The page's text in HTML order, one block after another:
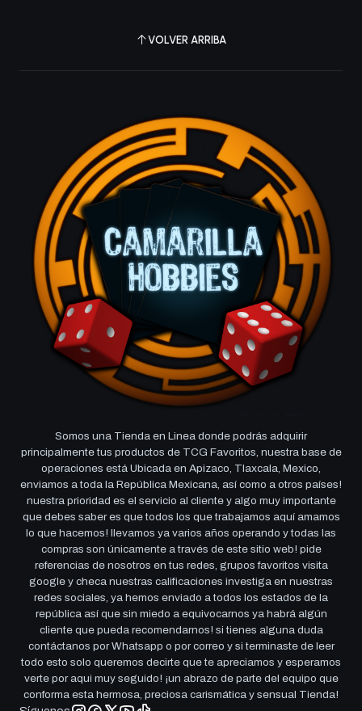
VOLVER ARRIBA
Somos una Tienda en Linea donde podrás adquirir
principalmente tus productos de TCG Favoritos, nuestra base de
operaciones está Ubicada en Apizaco, Tlaxcala, Mexico,
enviamos a toda la República Mexicana, así como a otros países!
nuestra prioridad es el servicio al cliente y algo muy importante
que debes saber es que todos los que trabajamos aquí amamos
lo que hacemos! llevamos ya varios años operando y todas las
compras son únicamente a través de este sitio web! pide
referencias de nosotros en tus redes, grupos favoritos visita
google y checa nuestras calificaciones investiga en nuestras
redes sociales, ya hemos enviado a todos los estados de la
república así que sin miedo a equivocarnos ya habrá algún
cliente que pueda recomendarnos! si tienes alguna duda
contáctanos por Whatsapp o por correo y si terminaste de leer
todo esto solo queremos decirte que te apreciamos y esperamos
verte por aqui muy seguido! ¡un abrazo de parte del equipo que
conforma esta hermosa, preciosa carismática y sensual Tienda!